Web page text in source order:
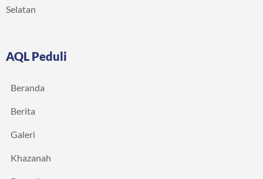
Selatan
AQL Peduli
Beranda
Berita
Galeri
Khazanah